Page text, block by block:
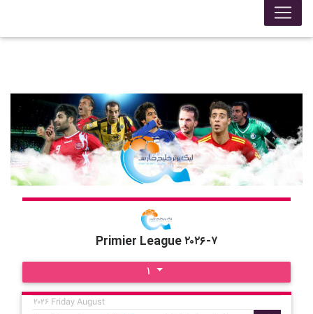
Primier League ۲۰۲۶-۷
۱
۲۰۲۶ Friday August